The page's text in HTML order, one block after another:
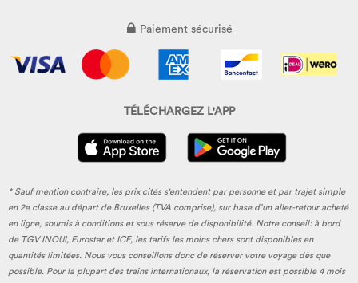
Paiement sécurisé
TÉLÉCHARGEZ L'APP
* Sauf mention contraire, les prix cités s'entendent par personne et par trajet simple
en 2e classe au départ de Bruxelles (TVA comprise), sur base d’un aller-retour acheté
en ligne, soumis à conditions et sous réserve de disponibilité. Notre conseil: à bord
de TGV INOUI, Eurostar et ICE, les tarifs les moins chers sont disponibles en
quantités limitées. Nous vous conseillons donc de réserver votre voyage dès que
possible. Pour la plupart des trains internationaux, la réservation est possible 4 mois